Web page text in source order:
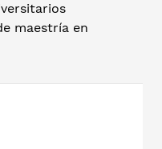
maestría en